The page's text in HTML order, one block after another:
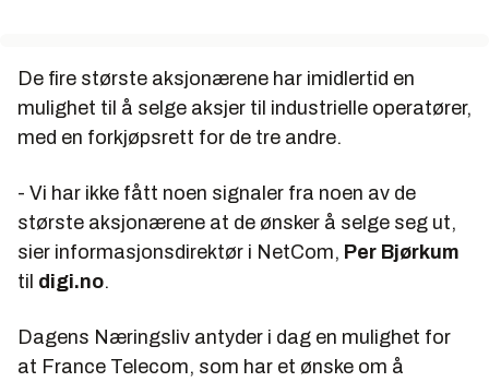
De fire største aksjonærene har imidlertid en
mulighet til å selge aksjer til industrielle operatører,
med en forkjøpsrett for de tre andre.
- Vi har ikke fått noen signaler fra noen av de
største aksjonærene at de ønsker å selge seg ut,
sier informasjonsdirektør i NetCom, Per Bjørkum
til digi.no.
Dagens Næringsliv antyder i dag en mulighet for
at France Telecom, som har et ønske om å